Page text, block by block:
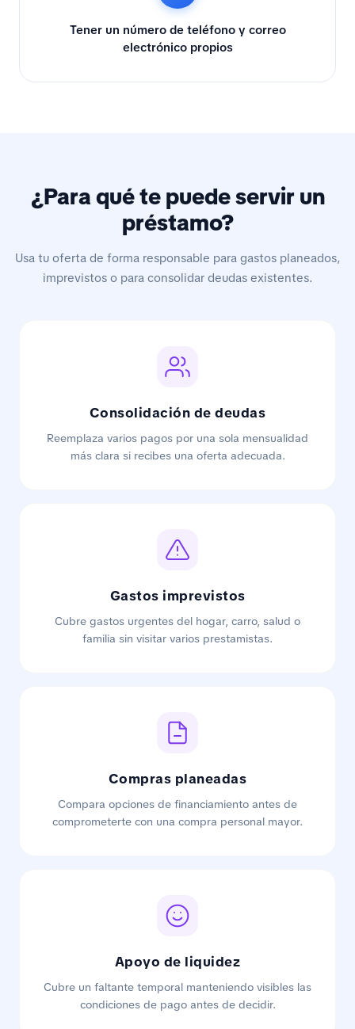
Tener un número de teléfono y correo
electrónico propios
¿Para qué te puede servir un
préstamo?
Usa tu oferta de forma responsable para gastos planeados,
imprevistos o para consolidar deudas existentes.
Consolidación de deudas
Reemplaza varios pagos por una sola mensualidad
más clara si recibes una oferta adecuada.
Gastos imprevistos
Cubre gastos urgentes del hogar, carro, salud o
familia sin visitar varios prestamistas.
Compras planeadas
Compara opciones de financiamiento antes de
comprometerte con una compra personal mayor.
Apoyo de liquidez
Cubre un faltante temporal manteniendo visibles las
condiciones de pago antes de decidir.